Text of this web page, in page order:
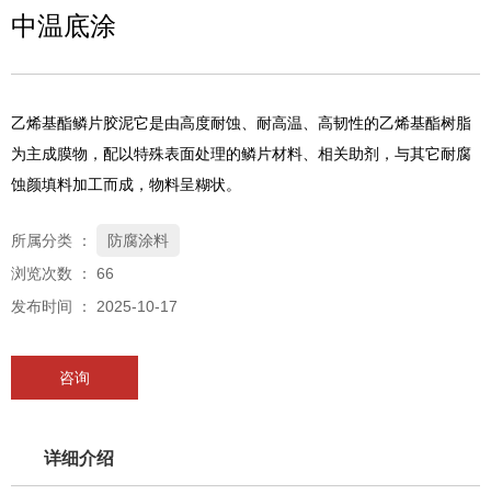
中温底涂
乙烯基酯鳞片胶泥它是由高度耐蚀、耐高温、高韧性的乙烯基酯树脂
为主成膜物，配以特殊表面处理的鳞片材料、相关助剂，与其它耐腐
蚀颜填料加工而成，物料呈糊状。
所属分类 ：
防腐涂料
浏览次数 ： 66
发布时间 ： 2025-10-17
咨询
详细介绍